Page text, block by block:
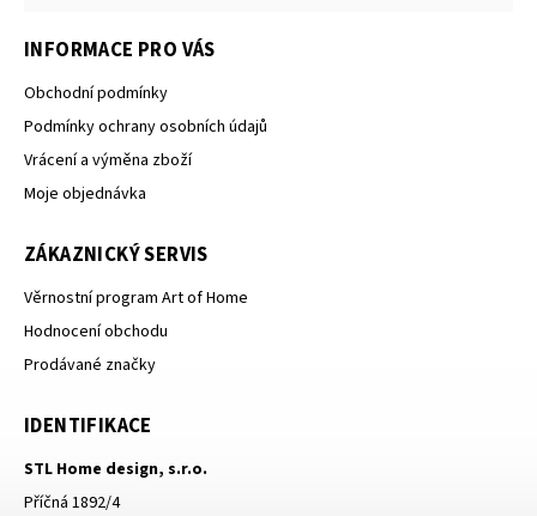
INFORMACE PRO VÁS
Obchodní podmínky
Podmínky ochrany osobních údajů
Vrácení a výměna zboží
Moje objednávka
ZÁKAZNICKÝ SERVIS
Věrnostní program Art of Home
Hodnocení obchodu
Prodávané značky
IDENTIFIKACE
STL Home design, s.r.o.
Příčná 1892/4